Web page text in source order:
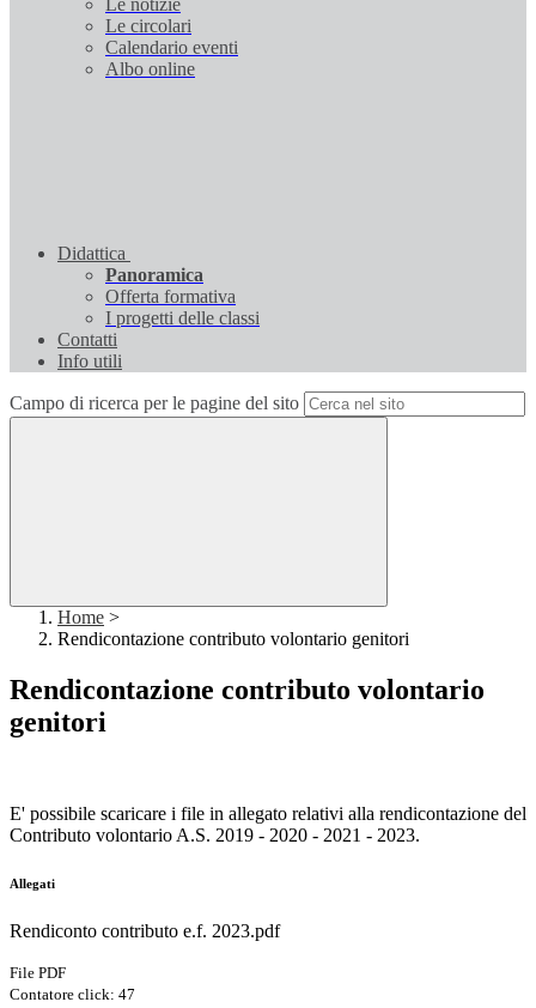
Le notizie
Le circolari
Calendario eventi
Albo online
Didattica
Panoramica
Offerta formativa
I progetti delle classi
Contatti
Info utili
Campo di ricerca per le pagine del sito
Home >
Rendicontazione contributo volontario genitori
Rendicontazione contributo volontario
genitori
E' possibile scaricare i file in allegato relativi alla rendicontazione del
Contributo volontario A.S. 2019 - 2020 - 2021 - 2023.
Allegati
Rendiconto contributo e.f. 2023.pdf
File PDF
Contatore click: 47